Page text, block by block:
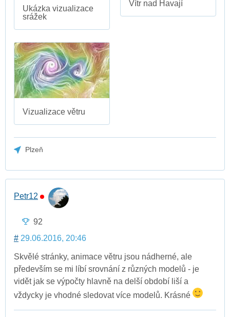
Ukázka vizualizace
srážek
Vítr nad Havají
Vizualizace větru
Plzeň
Petr12
92
# 29.06.2016, 20:46
Skvělé stránky, animace větru jsou nádherné, ale
především se mi líbí srovnání z různých modelů - je
vidět jak se výpočty hlavně na delší období liší a
vždycky je vhodné sledovat více modelů. Krásné